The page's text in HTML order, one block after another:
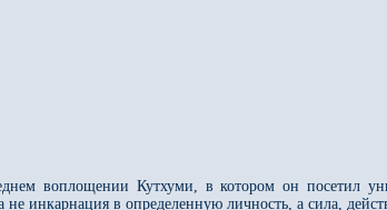
воплощении Кутхуми, в котором он посетил
инкарнация в определенную личность, а сила,